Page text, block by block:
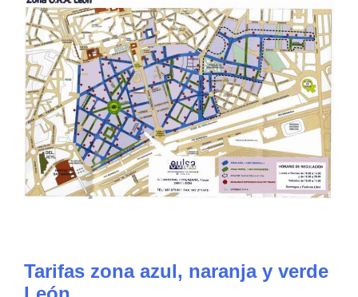
Tarifas zona azul, naranja y verde